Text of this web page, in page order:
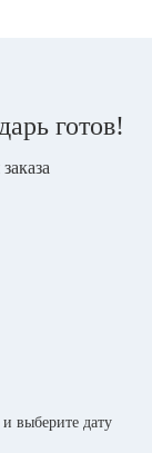
готов!
выберите дату